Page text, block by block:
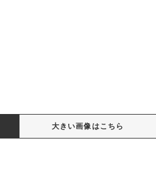
大きい画像はこちら